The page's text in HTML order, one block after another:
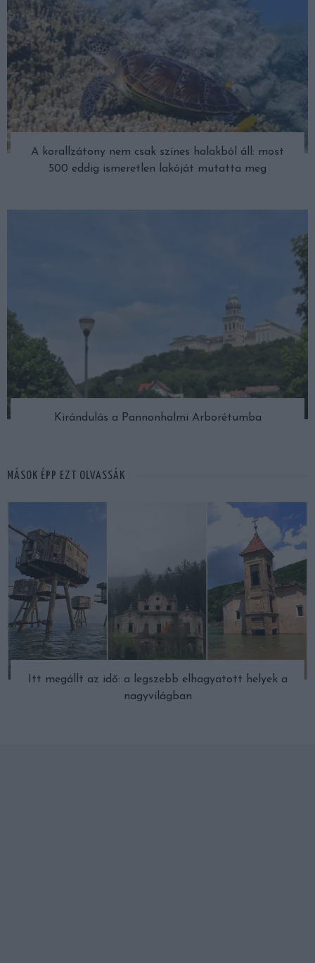
A korallzátony nem csak színes halakból áll: most
500 eddig ismeretlen lakóját mutatta meg
Kirándulás a Pannonhalmi Arborétumba
MÁSOK ÉPP EZT OLVASSÁK
Itt megállt az idő: a legszebb elhagyatott helyek a
nagyvilágban